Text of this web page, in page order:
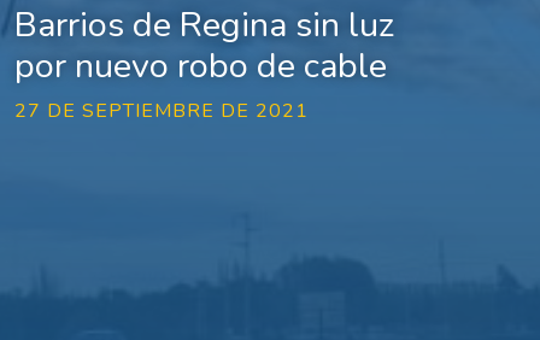
Barrios de Regina sin luz
por nuevo robo de cable
27 DE SEPTIEMBRE DE 2021